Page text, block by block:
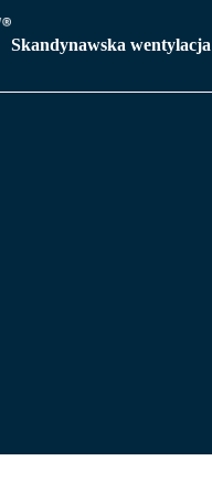
Skandynawska wentylacja